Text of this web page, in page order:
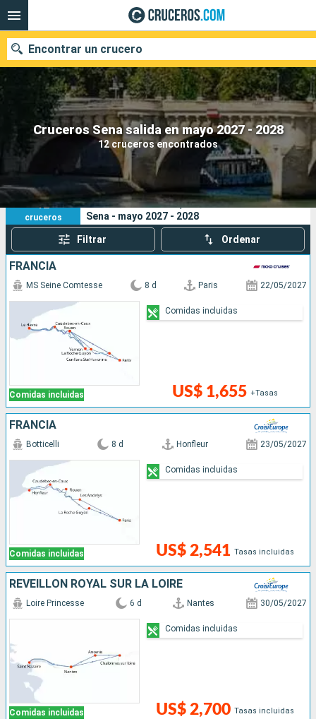
Cruceros Sena salida en mayo 2027 - 2028
12 cruceros encontrados
Encontrar un crucero
Nuestros destinos
Fecha de salida
Puertos Compañías
Buscar
12
cruceros
Sus criterios de búsqueda:
Sena - mayo 2027 - 2028
Filtrar Ordenar
FRANCIA
Comidas incluidas
MS Seine Comtesse 8 d Paris 22/05/2027
US$ 1,655 +Tasas
Comidas incluidas
FRANCIA
Comidas incluidas
Botticelli 8 d Honfleur 23/05/2027
US$ 2,541 Tasas incluidas
Comidas incluidas
RÉVEILLON ROYAL SUR LA LOIRE
Comidas incluidas
Loire Princesse 6 d Nantes 30/05/2027
US$ 2,700 Tasas incluidas
Comidas incluidas